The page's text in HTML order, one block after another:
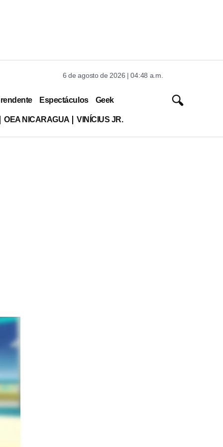
6 de agosto de 2026 | 04:48 a.m.
Espectáculos Geek
OEA NICARAGUA VINÍCIUS JR.